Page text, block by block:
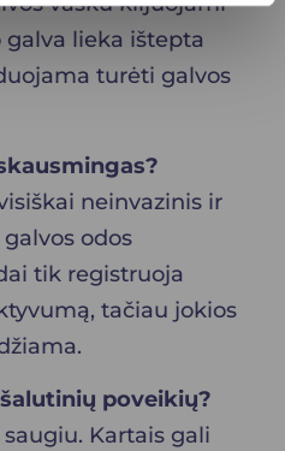
lieka ištepta
turėti galvos
neinvazinis ir
odos
tik registruoja
tačiau jokios
poveikių?
Kartais gali